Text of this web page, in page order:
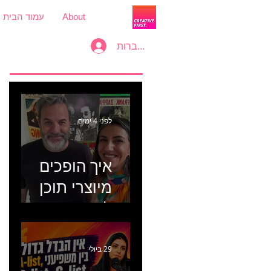
עמוד הבית About
להתחברות
איך הופכים
מיוצרי תוכן
למכונת
קמפיינים? פרק
446 עם יערה
לפני 4 ימים
29 ביולי